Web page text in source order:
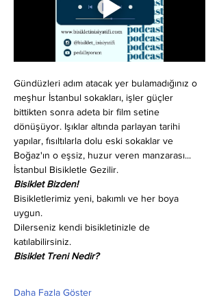
Gündüzleri adım atacak yer bulamadığınız o
meşhur İstanbul sokakları, işler güçler
bittikten sonra adeta bir film setine
dönüşüyor. Işıklar altında parlayan tarihi
yapılar, fısıltılarla dolu eski sokaklar ve
Boğaz'ın o eşsiz, huzur veren manzarası...
İstanbul Bisikletle Gezilir.
Bisiklet Bizden!
Bisikletlerimiz yeni, bakımlı ve her boya
uygun.
Dilerseniz kendi bisikletinizle de
katılabilirsiniz.
Bisiklet Treni Nedir?
Daha Fazla Göster